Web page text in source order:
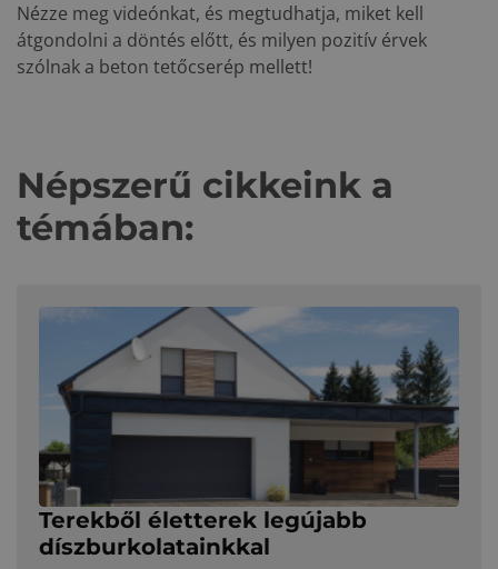
Nézze meg videónkat, és megtudhatja, miket kell
átgondolni a döntés előtt, és milyen pozitív érvek
szólnak a beton tetőcserép mellett!
Népszerű cikkeink a
témában:
Terekből életterek legújabb
díszburkolatainkkal